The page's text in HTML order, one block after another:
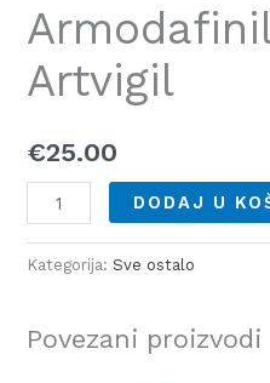
Artvigil
€25.00
DODAJ U
Kategorija:Sve ostalo
Povezani proizvodi